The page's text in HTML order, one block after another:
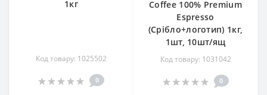
1кг
Код товару: 1025502
0
Coffee 100% Premium
Espresso
(Срібло+логотип) 1кг,
1шт, 10шт/ящ
Код товару: 1031042
0